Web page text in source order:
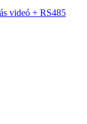
videó + RS485